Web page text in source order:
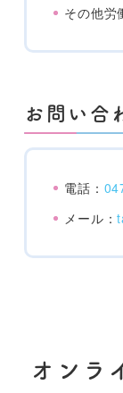
その他労
お問い合
電話：
メール：
オンラ